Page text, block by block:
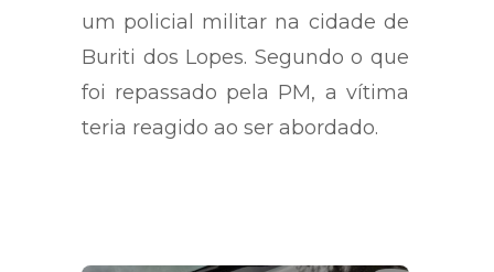
um policial militar na cidade de
Buriti dos Lopes. Segundo o que
foi repassado pela PM, a vítima
teria reagido ao ser abordado.